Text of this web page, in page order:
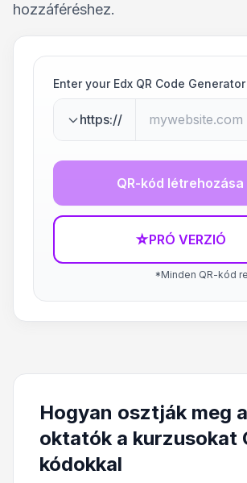
hozzáféréshez.
Enter your Edx QR Code Generator
https://
QR-kód létrehozása
☆PRÓ VERZIÓ
*Minden QR-kód
Hogyan osztják meg
oktatók a kurzusokat
kódokkal